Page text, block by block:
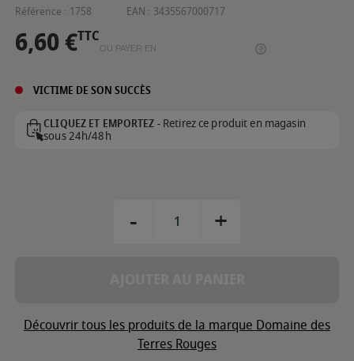
Référence : 1758 EAN : 3435567000717
6,60 €TTC
OU PAYER EN
VICTIME DE SON SUCCÈS
CLIQUEZ ET EMPORTEZ -Retirez ce produit en magasin
sous 24h/48h
- +
Découvrir tous les produits de la marque Domaine des
Terres Rouges